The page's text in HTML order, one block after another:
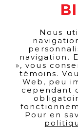
ADD TO CART
BACK TO
Nous
navigation.
», vous
témoins.
Web, peu
cependant
Pour en